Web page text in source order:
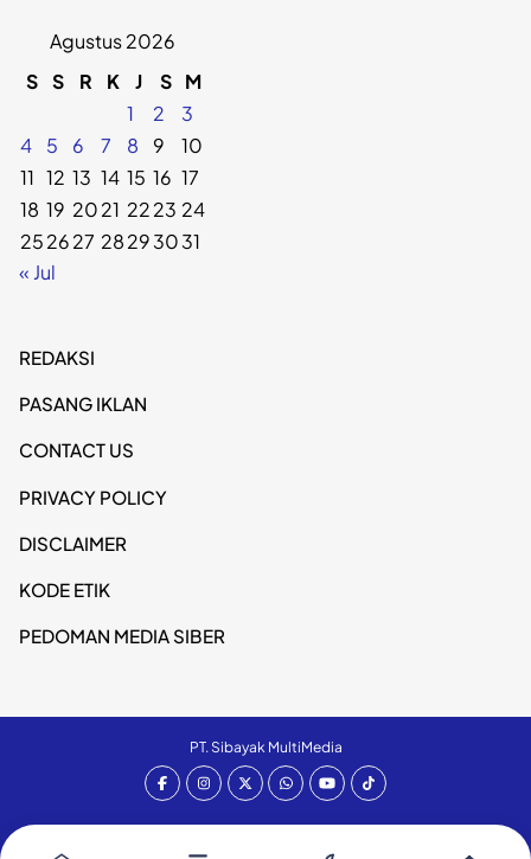
Agustus 2026
S S R K J S M
1
2
3
4
5 6 7 8 9
10
11 12 13 14 15 16 17
18 19 2021 2223 24
252627 28293031
« Jul
REDAKSI
PASANG IKLAN
CONTACT US
PRIVACY POLICY
DISCLAIMER
KODE ETIK
PEDOMAN MEDIA SIBER
PT. Sibayak MultiMedia